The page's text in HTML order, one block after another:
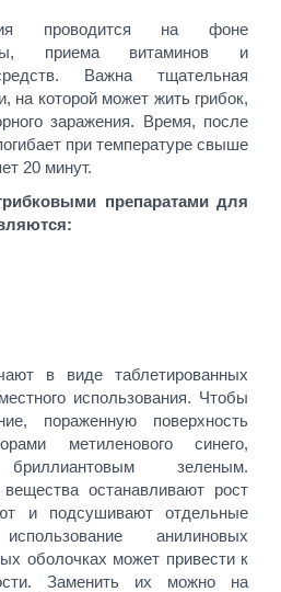
проводится на фоне
приема витаминов и
Важна тщательная
на которой может жить грибок,
заражения. Время, после
при температуре свыше
20 минут.
препаратами для
в виде таблетированных
использования. Чтобы
пораженную поверхность
метиленового синего,
зеленым.
останавливают рост
и подсушивают отдельные
анилиновых
оболочках может привести к
Заменить их можно на